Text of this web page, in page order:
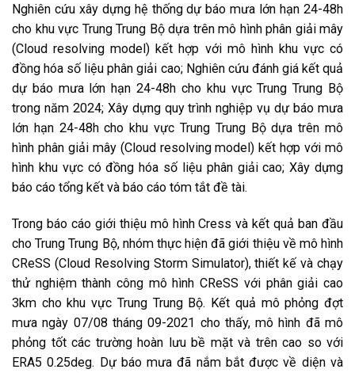
Nghiên cứu xây dựng hệ thống dự báo mưa lớn hạn 24-48h
cho khu vực Trung Trung Bộ dựa trên mô hình phân giải mây
(Cloud resolving model) kết hợp với mô hình khu vực có
đồng hóa số liệu phân giải cao; Nghiên cứu đánh giá kết quả
dự báo mưa lớn hạn 24-48h cho khu vực Trung Trung Bộ
trong năm 2024; Xây dựng quy trình nghiệp vụ dự báo mưa
lớn hạn 24-48h cho khu vực Trung Trung Bộ dựa trên mô
hình phân giải mây (Cloud resolving model) kết hợp với mô
hình khu vực có đồng hóa số liệu phân giải cao; Xây dựng
báo cáo tổng kết và báo cáo tóm tắt đề tài.
Trong báo cáo giới thiệu mô hình Cress và kết quả ban đầu
cho Trung Trung Bộ, nhóm thực hiện đã giới thiệu về mô hình
CReSS (Cloud Resolving Storm Simulator), thiết kế và chạy
thử nghiệm thành công mô hình CReSS với phân giải cao
3km cho khu vực Trung Trung Bộ. Kết quả mô phỏng đợt
mưa ngày 07/08 tháng 09-2021 cho thấy, mô hình đã mô
phỏng tốt các trường hoàn lưu bề mặt và trên cao so với
ERA5 0.25deg. Dự báo mưa đã nắm bắt được về diện và